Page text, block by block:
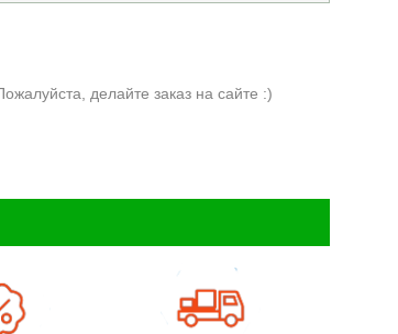
делайте заказ на сайте :)